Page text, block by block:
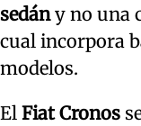
sedány no una
cual incorpora
modelos.
El Fiat Cronos